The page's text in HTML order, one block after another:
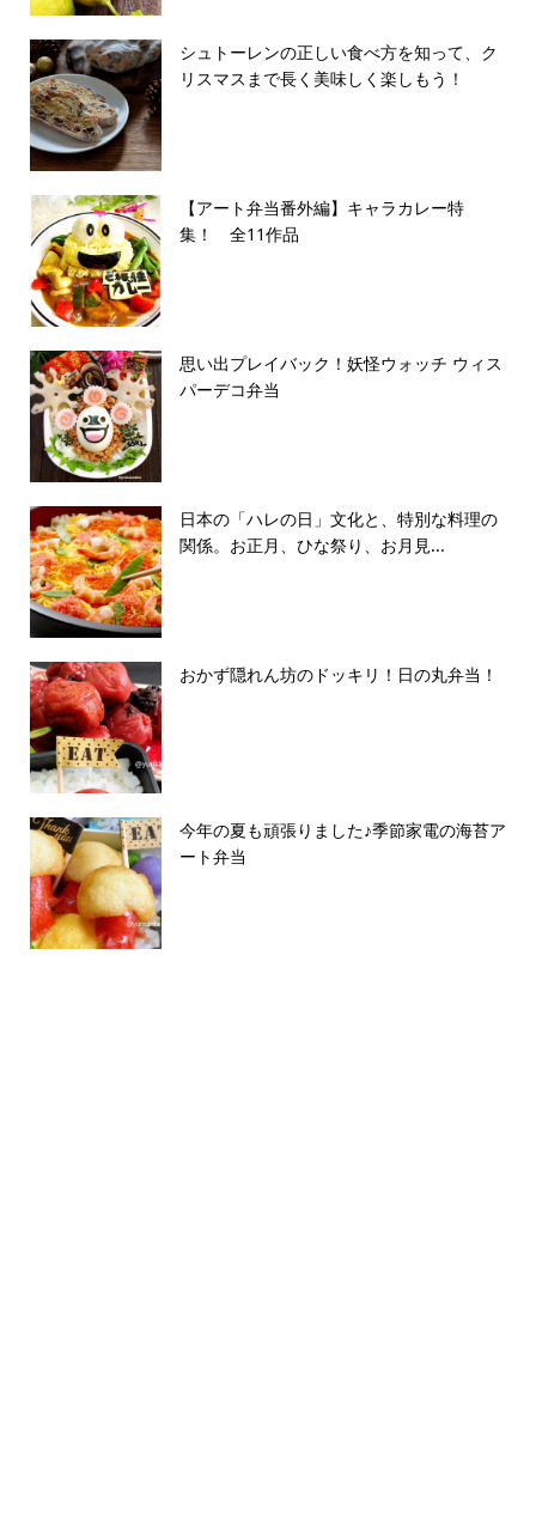
シュトーレンの正しい食べ方を知って、ク
リスマスまで長く美味しく楽しもう！
【アート弁当番外編】キャラカレー特
集！ 全11作品
思い出プレイバック！妖怪ウォッチ ウィス
パーデコ弁当
日本の「ハレの日」文化と、特別な料理の
関係。お正月、ひな祭り、お月見...
おかず隠れん坊のドッキリ！日の丸弁当！
今年の夏も頑張りました♪季節家電の海苔ア
ート弁当